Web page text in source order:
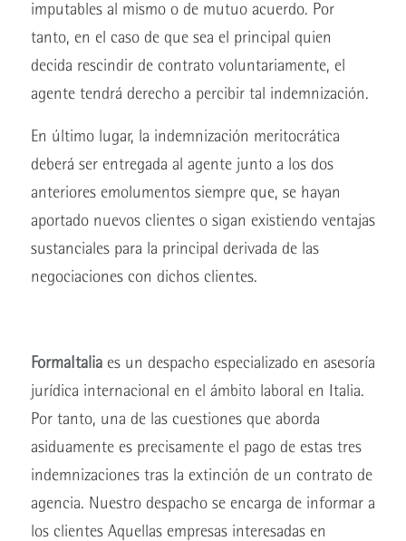
imputables al mismo o de mutuo acuerdo. Por
tanto, en el caso de que sea el principal quien
decida rescindir de contrato voluntariamente, el
agente tendrá derecho a percibir tal indemnización.
En último lugar, la indemnización meritocrática
deberá ser entregada al agente junto a los dos
anteriores emolumentos siempre que, se hayan
aportado nuevos clientes o sigan existiendo ventajas
sustanciales para la principal derivada de las
negociaciones con dichos clientes.
FormaItalia es un despacho especializado en asesoría
jurídica internacional en el ámbito laboral en Italia.
Por tanto, una de las cuestiones que aborda
asiduamente es precisamente el pago de estas tres
indemnizaciones tras la extinción de un contrato de
agencia. Nuestro despacho se encarga de informar a
los clientes Aquellas empresas interesadas en